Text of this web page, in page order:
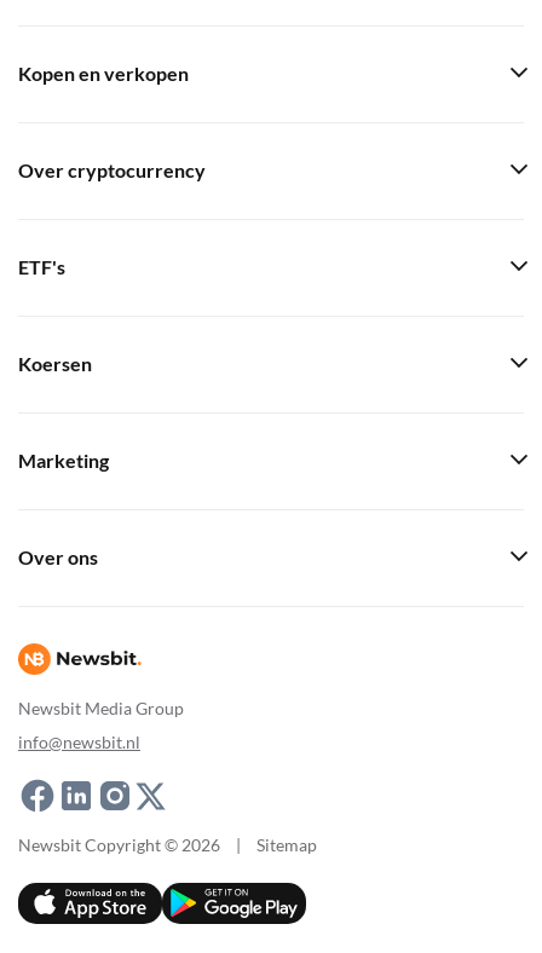
Newsbit Media Group
info@newsbit.nl
Kopen en verkopen
Over cryptocurrency
ETF's
Koersen
Marketing
Over ons
Newsbit Copyright © 2026 | Sitemap